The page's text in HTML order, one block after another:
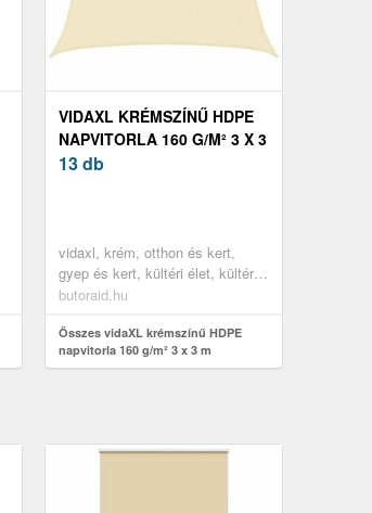
VIDAXL KRÉMSZÍNŰ HDPE
NAPVITORLA 160 G/M² 3 X 3
M
13 db
vidaxl, krém, otthon és kert,
gyep és kert, kültéri élet, kültéri
napernyők és árnyékolók
butoraid.hu
Összes vidaXL krémszínű HDPE
napvitorla 160 g/m² 3 x 3 m